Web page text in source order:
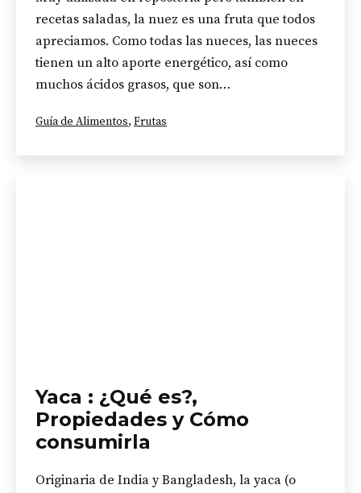
recetas saladas, la nuez es una fruta que todos
apreciamos. Como todas las nueces, las nueces
tienen un alto aporte energético, así como
muchos ácidos grasos, que son…
Categorizado
Guía de Alimentos, Frutas
Yaca : ¿Qué es?,
Propiedades y Cómo
consumirla
Originaria de India y Bangladesh, la yaca (o